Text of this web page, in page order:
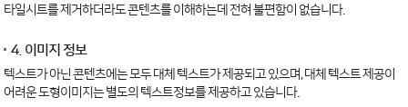
타일시트를 제거하더라도 콘텐츠를 이해하는데 전혀 불편함이 없습니다.
4. 이미지 정보
텍스트가 아닌 콘텐츠에는 모두 대체 텍스트가 제공되고 있으며, 대체 텍스트 제공이
어려운 도형이미지는 별도의 텍스트정보를 제공하고 있습니다.